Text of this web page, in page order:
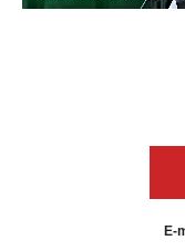
E-